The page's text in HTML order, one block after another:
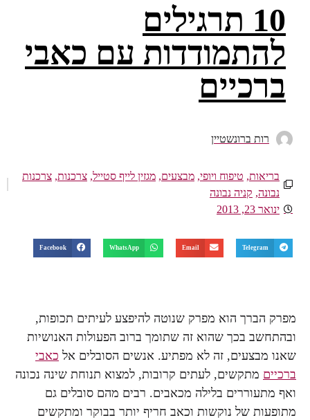
10 תרגילים
להתמודדות עם כאבי
ברכיים
רות ברונשטיין
בריאות, טיפוח ויופי, מבצעים, מגזין לייף סטייל, צרכנות, צרכנות
נבונה, קניה נבונה
ינואר 23, 2013
Telegram
Email
WhatsApp
Facebook
מפרק הברך הוא מפרק שנוטה להיפצע לעיתים תכופות,
ובהתחשב בכך שהוא זה שתומך ברוב הפעולות האנושיות
שאנו מבצעים, זה לא מפתיע. אנשים הסובלים אל כאבי
ברכיים מתקשים, לעתים קרובות, למצוא תנוחת שינה נכונה
ואף מתעוררים בלילה מכאבים. רבים מהם סובלים גם
מתופעות של נוקשות וכאב חריף יותר בבוקר ומתקשים